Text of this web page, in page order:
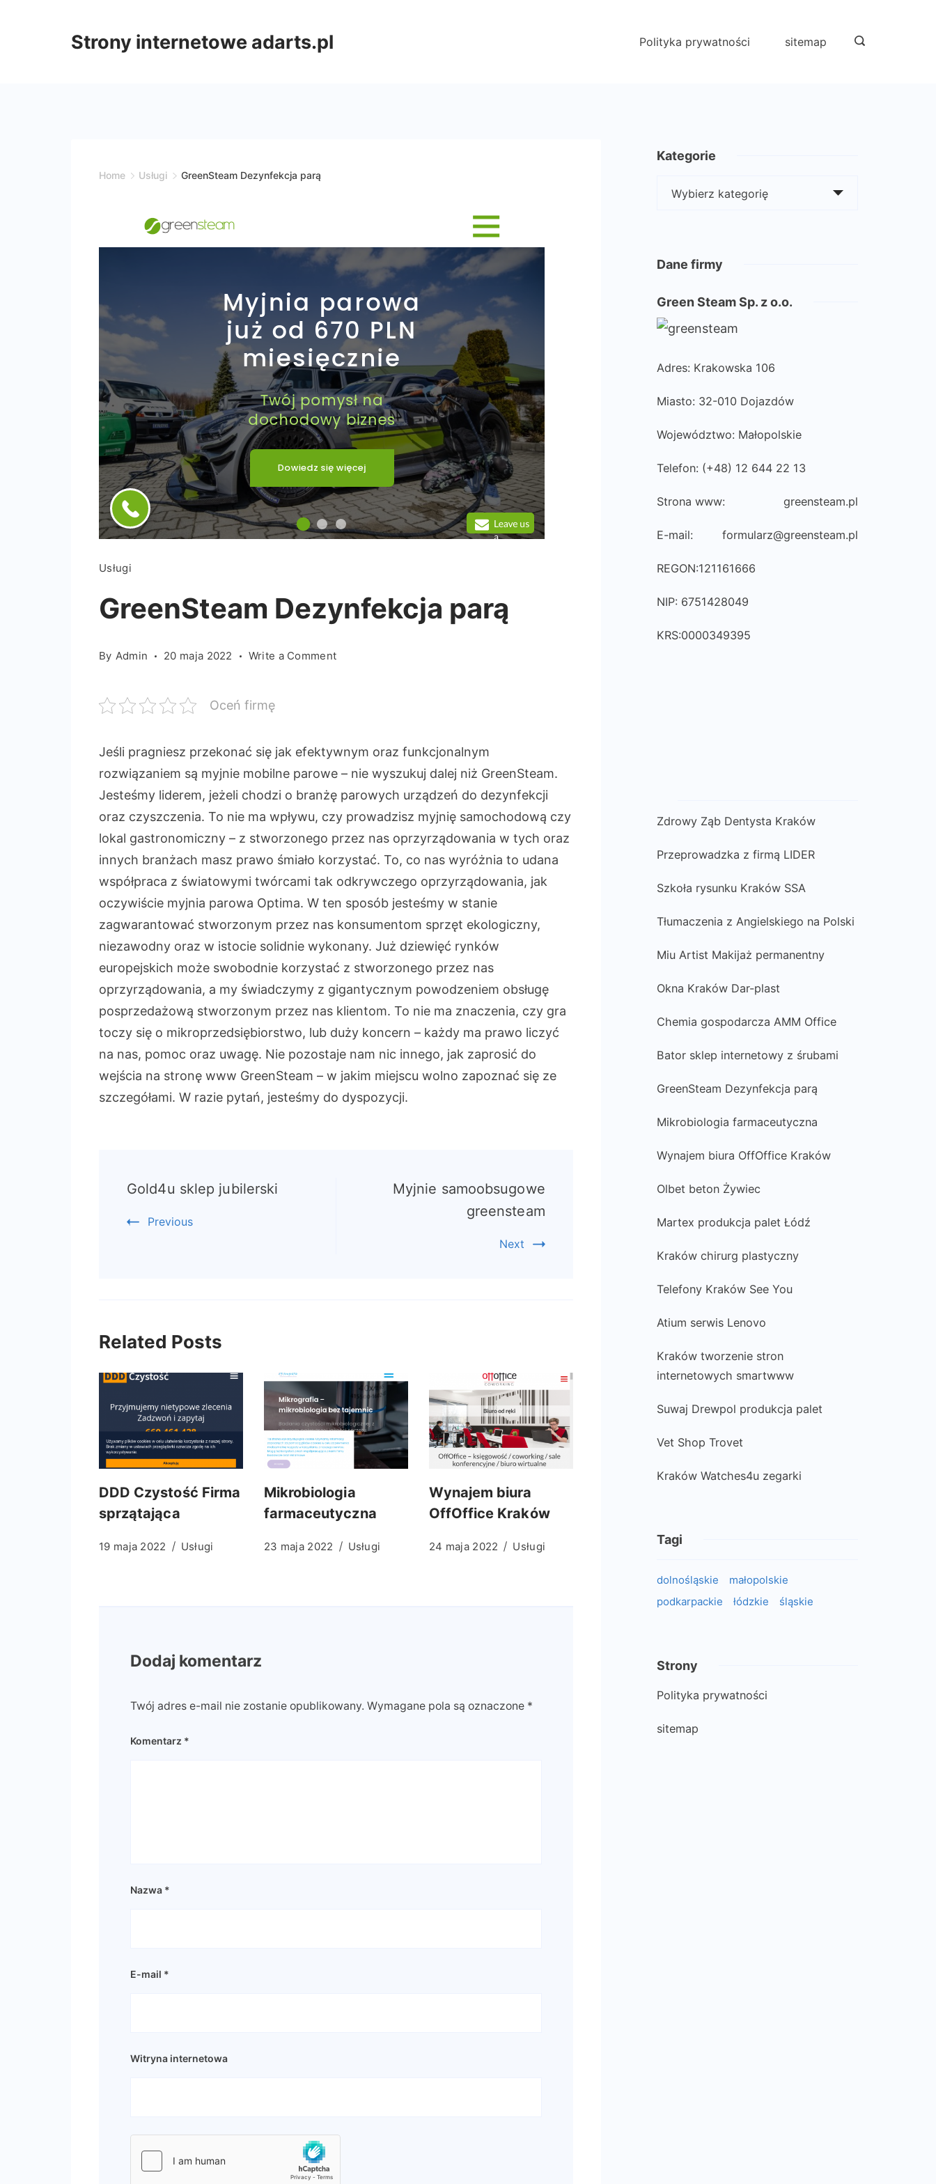
Strony internetowe adarts.pl Polityka prywatności sitemap
Home Usługi GreenSteam Dezynfekcja parą
Usługi
GreenSteam Dezynfekcja parą
By Admin 20 maja 2022 Write a Commenton
Oceń firmę
Jeśli pragniesz przekonać się jak efektywnym oraz funkcjonalnym
rozwiązaniem są myjnie mobilne parowe – nie wyszukuj dalej niż GreenSteam.
Jesteśmy liderem, jeżeli chodzi o branżę parowych urządzeń do dezynfekcji
oraz czyszczenia. To nie ma wpływu, czy prowadzisz myjnię samochodową czy
lokal gastronomiczny – z stworzonego przez nas oprzyrządowania w tych oraz
innych branżach masz prawo śmiało korzystać. To, co nas wyróżnia to udana
współpraca z światowymi twórcami tak odkrywczego oprzyrządowania, jak
oczywiście myjnia parowa Optima. W ten sposób jesteśmy w stanie
zagwarantować stworzonym przez nas konsumentom sprzęt ekologiczny,
niezawodny oraz w istocie solidnie wykonany. Już dziewięć rynków
europejskich może swobodnie korzystać z stworzonego przez nas
oprzyrządowania, a my świadczymy z gigantycznym powodzeniem obsługę
posprzedażową stworzonym przez nas klientom. To nie ma znaczenia, czy gra
toczy się o mikroprzedsiębiorstwo, lub duży koncern – każdy ma prawo liczyć
na nas, pomoc oraz uwagę. Nie pozostaje nam nic innego, jak zaprosić do
wejścia na stronę www GreenSteam – w jakim miejscu wolno zapoznać się ze
szczegółami. W razie pytań, jesteśmy do dyspozycji.
Navigation
Gold4u sklep jubilerski
Previous
Myjnie samoobsugowe
greensteam
Next
Related Posts
DDD Czystość Firma
sprzątająca
19 maja 2022 Usługi
Mikrobiologia
farmaceutyczna
23 maja 2022 Usługi
Wynajem biura
OffOffice Kraków
24 maja 2022 Usługi
Dodaj komentarz
Twój adres e-mail nie zostanie opublikowany. Wymagane pola są oznaczone *
Komentarz *
Nazwa *
E-mail *
Witryna internetowa
Kategorie
Dane firmy
Green Steam Sp. z o.o.
Adres: Krakowska 106
Miasto: 32-010 Dojazdów
Województwo: Małopolskie
Telefon: (+48) 12 644 22 13
Strona www: greensteam.pl
E-mail: formularz@greensteam.pl
REGON:121161666
NIP: 6751428049
KRS:0000349395
Zdrowy Ząb Dentysta Kraków
Przeprowadzka z firmą LIDER
Szkoła rysunku Kraków SSA
Tłumaczenia z Angielskiego na Polski
Miu Artist Makijaż permanentny
Okna Kraków Dar-plast
Chemia gospodarcza AMM Office
Bator sklep internetowy z śrubami
GreenSteam Dezynfekcja parą
Mikrobiologia farmaceutyczna
Wynajem biura OffOffice Kraków
Olbet beton Żywiec
Martex produkcja palet Łódź
Kraków chirurg plastyczny
Telefony Kraków See You
Atium serwis Lenovo
Kraków tworzenie stron
internetowych smartwww
Suwaj Drewpol produkcja palet
Vet Shop Trovet
Kraków Watches4u zegarki
Tagi
dolnośląskie
małopolskie
podkarpackie
łódzkie śląskie
Strony
Polityka prywatności
sitemap